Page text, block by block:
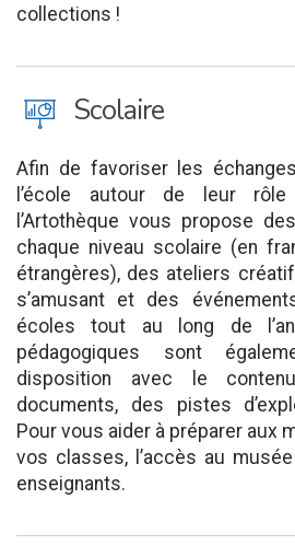
collections !
J Scolaire
Afin de favoriser les
l’école autour de leur rôle
l’Artothèque vous propose
chaque niveau scolaire (en
étrangères), des ateliers
s’amusant et des
écoles tout au long de
pédagogiques sont
disposition avec le
documents, des pistes
Pour vous aider à préparer aux
vos classes, l’accès au
enseignants.